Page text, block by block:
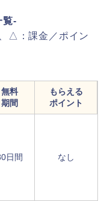
覧-
△：課金／ポイン
無料
期間
もらえる
ポイント
日間 なし